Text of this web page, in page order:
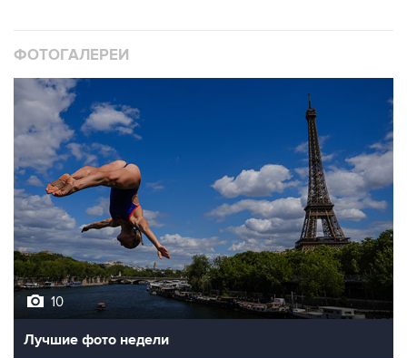
ФОТОГАЛЕРЕИ
10
Лучшие фото недели